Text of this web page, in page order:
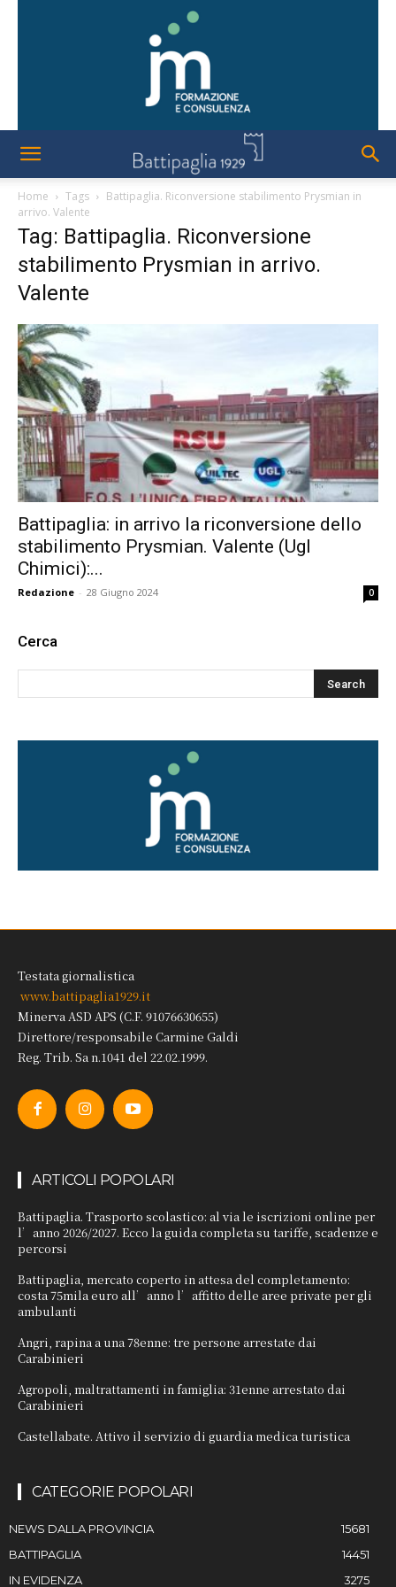
Home Tags
Battipaglia. Riconversione stabilimento Prysmian in
arrivo. Valente
Tag: Battipaglia. Riconversione
stabilimento Prysmian in arrivo.
Valente
Battipaglia: in arrivo la riconversione dello
stabilimento Prysmian. Valente (Ugl
Chimici):...
Redazione - 28 Giugno 2024 0
Cerca
Testata giornalistica
www.battipaglia1929.it
Minerva ASD APS (C.F. 91076630655)
Direttore/responsabile Carmine Galdi
Reg. Trib. Sa n.1041 del 22.02.1999.
ARTICOLI POPOLARI
Battipaglia. Trasporto scolastico: al via le iscrizioni online per
l’anno 2026/2027. Ecco la guida completa su tariffe, scadenze e
percorsi
Battipaglia, mercato coperto in attesa del completamento:
costa 75mila euro all’anno l’affitto delle aree private per gli
ambulanti
Angri, rapina a una 78enne: tre persone arrestate dai
Carabinieri
Agropoli, maltrattamenti in famiglia: 31enne arrestato dai
Carabinieri
Castellabate. Attivo il servizio di guardia medica turistica
CATEGORIE POPOLARI
NEWS DALLA PROVINCIA
15681
BATTIPAGLIA
14451
IN EVIDENZA
3275